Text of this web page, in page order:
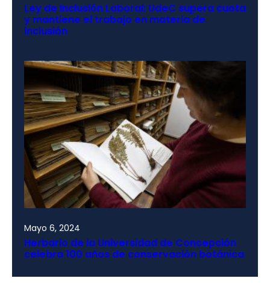
Ley de Inclusión Laboral: UdeC supera cuota
y mantiene el trabajo en materia de
inclusión
Mayo 6, 2024
Herbario de la Universidad de Concepción
celebra 100 años de conservación botánica